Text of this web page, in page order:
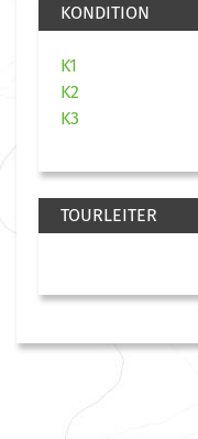
KONDITION
K1
K2
K3
TOURLEITER